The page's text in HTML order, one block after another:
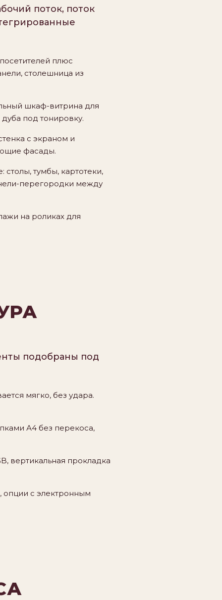
поток, поток
плюс
столешница из
шкаф-витрина для
под тонировку.
с экраном и
фасады.
тумбы, картотеки,
перегородки между
на роликах для
подобраны под
мягко, без удара.
А4 без перекоса,
вертикальная прокладка
опции с электронным